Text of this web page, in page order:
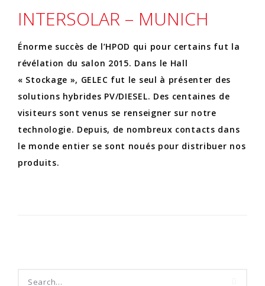
INTERSOLAR – MUNICH
Énorme succès de l’HPOD qui pour certains fut la
révélation du salon 2015. Dans le Hall
« Stockage », GELEC fut le seul à présenter des
solutions hybrides PV/DIESEL. Des centaines de
visiteurs sont venus se renseigner sur notre
technologie. Depuis, de nombreux contacts dans
le monde entier se sont noués pour distribuer nos
produits.